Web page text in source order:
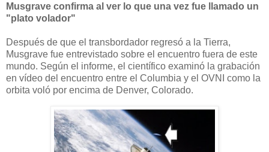
Musgrave confirma al ver lo que una vez fue llamado un
"plato volador"
Después de que el transbordador regresó a la Tierra,
Musgrave fue entrevistado sobre el encuentro fuera de este
mundo. Según el informe, el científico examinó la grabación
en vídeo del encuentro entre el Columbia y el OVNI como la
orbita voló por encima de Denver, Colorado.